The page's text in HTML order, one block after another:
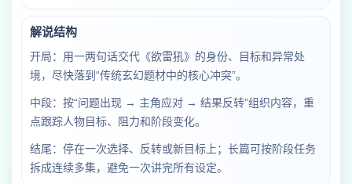
解说结构
开局：用一两句话交代《欲雷犼》的身份、目标和异常处
境，尽快落到“传统玄幻题材中的核心冲突”。
中段：按“问题出现 → 主角应对 → 结果反转”组织内容，重
点跟踪人物目标、阻力和阶段变化。
结尾：停在一次选择、反转或新目标上；长篇可按阶段任务
拆成连续多集，避免一次讲完所有设定。